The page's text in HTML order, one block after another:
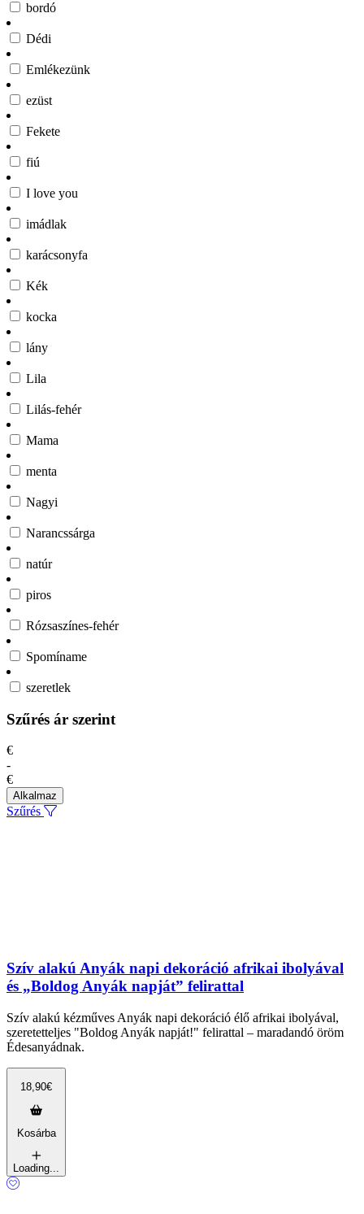
bordó
Dédi
Emlékezünk
ezüst
Fekete
fiú
I love you
imádlak
karácsonyfa
Kék
kocka
lány
Lila
Lilás-fehér
Mama
menta
Nagyi
Narancssárga
natúr
piros
Rózsaszínes-fehér
Spomíname
szeretlek
Szűrés ár szerint
€
-
€
Alkalmaz
Szűrés
Szív alakú Anyák napi dekoráció afrikai ibolyával
és „Boldog Anyák napját” felirattal
Szív alakú kézműves Anyák napi dekoráció élő afrikai ibolyával,
szeretetteljes "Boldog Anyák napját!" felirattal – maradandó öröm
Édesanyádnak.
18,90€
Kosárba
Loading...